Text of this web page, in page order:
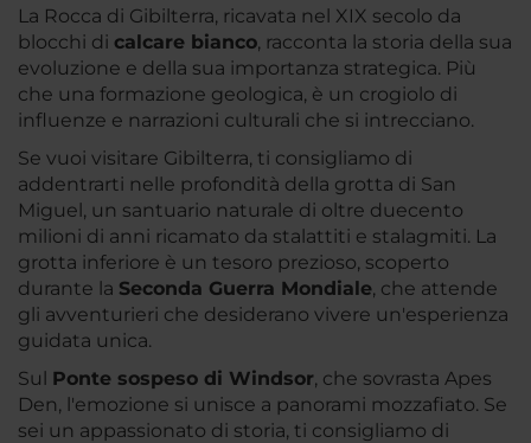
La Rocca di Gibilterra, ricavata nel XIX secolo da
blocchi di calcare bianco, racconta la storia della sua
evoluzione e della sua importanza strategica. Più
che una formazione geologica, è un crogiolo di
influenze e narrazioni culturali che si intrecciano.
Se vuoi visitare Gibilterra, ti consigliamo di
addentrarti nelle profondità della grotta di San
Miguel, un santuario naturale di oltre duecento
milioni di anni ricamato da stalattiti e stalagmiti. La
grotta inferiore è un tesoro prezioso, scoperto
durante la Seconda Guerra Mondiale, che attende
gli avventurieri che desiderano vivere un'esperienza
guidata unica.
Sul Ponte sospeso di Windsor, che sovrasta Apes
Den, l'emozione si unisce a panorami mozzafiato. Se
sei un appassionato di storia, ti consigliamo di